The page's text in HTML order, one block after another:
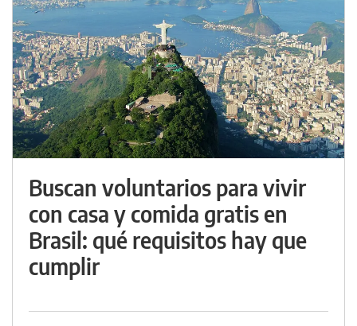
Buscan voluntarios para vivir
con casa y comida gratis en
Brasil: qué requisitos hay que
cumplir